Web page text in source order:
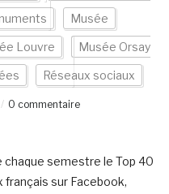
Musée
Louvre Musée Orsay
Réseaux sociaux
0 commentaire
chaque semestre le Top 40
sur Facebook,